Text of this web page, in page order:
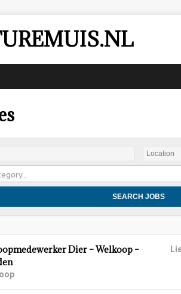
Dier – Welkoop –